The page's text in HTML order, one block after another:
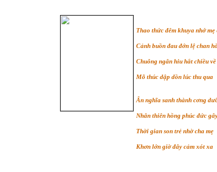
Thao thức đêm khuya nhớ mẹ
Cảnh buồn đau đớn lệ chan
Chuông ngân hiu hắt chiều
Mõ thúc dập dồn lúc thu qua
Ân nghĩa sanh thành cơng
Nhân thiên hồng phúc đức
Thời gian son trẻ nhờ cha mẹ
Khơn lớn giờ đây cảm xót xa